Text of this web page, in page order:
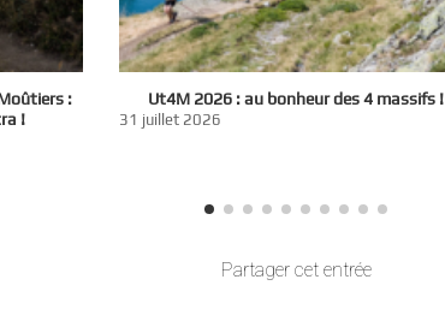
:
!
Ut4M 2026 : au bonheur des 4 massifs !
31 juillet 2026
Partager cet entrée